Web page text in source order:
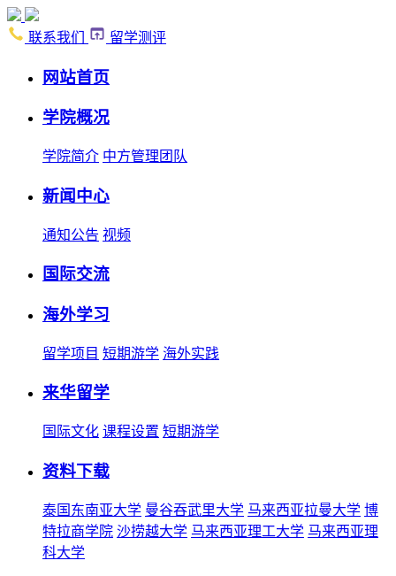
联系我们 留学测评
网站首页
学院概况
学院简介 中方管理团队
新闻中心
通知公告 视频
国际交流
海外学习
留学项目 短期游学 海外实践
来华留学
国际文化 课程设置 短期游学
资料下载
泰国东南亚大学 曼谷吞武里大学 马来西亚拉曼大学 博
特拉商学院 沙捞越大学 马来西亚理工大学 马来西亚理
科大学